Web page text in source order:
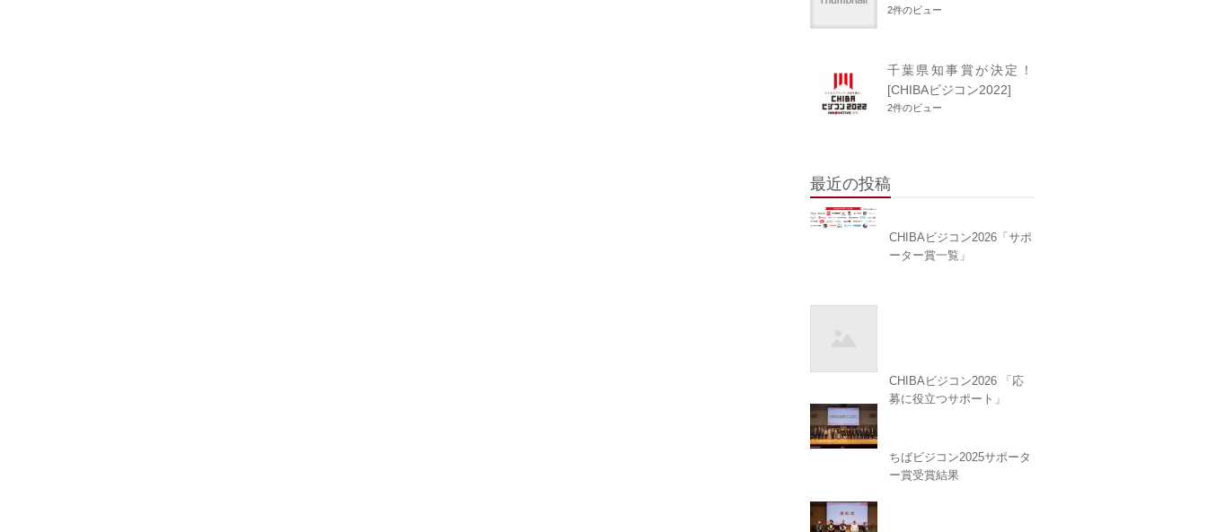
2件のビュー
千葉県知事賞が決定！
[CHIBAビジコン2022]
2件のビュー
最近の投稿
CHIBAビジコン2026「サポ
ーター賞一覧」
CHIBAビジコン2026 「応
募に役立つサポート」
ちばビジコン2025サポータ
ー賞受賞結果